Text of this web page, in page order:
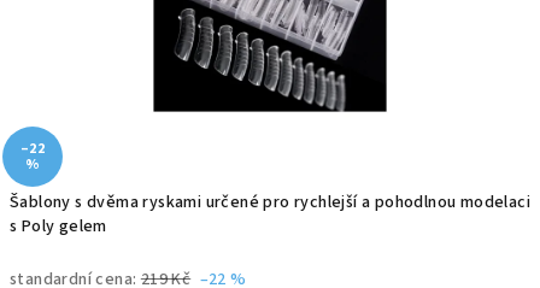
Šablony s dvěma ryskami určené pro rychlejší a pohodlnou modelaci
s Poly gelem
standardní cena: 219 Kč –22 %
–22
%